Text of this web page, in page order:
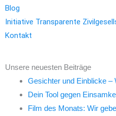
Blog
Initiative Transparente
Kontakt
Unsere neuesten Beiträge
Gesichter und Einblicke –
Dein Tool gegen
Film des Monats: Wir